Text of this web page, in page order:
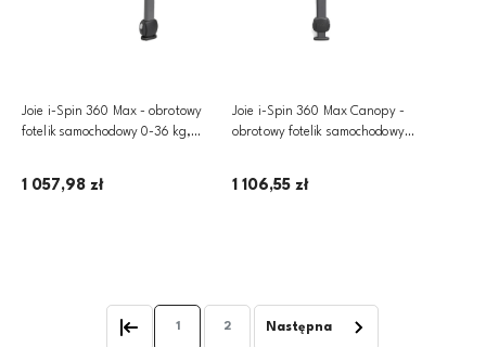
Joie i-Spin 360 Max - obrotowy
fotelik samochodowy 0-36 kg,
1 057,98 zł
Joie i-Spin 360 Max Canopy -
obrotowy fotelik samochodowy
1 106,55 zł
1 2